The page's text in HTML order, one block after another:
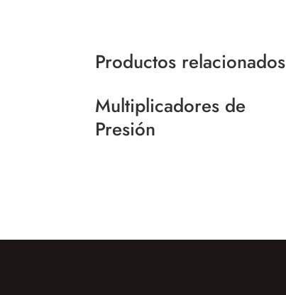
Productos relacionados
Multiplicadores de
Presión